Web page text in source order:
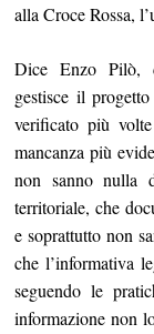
alla Croce Rossa,
Dice Enzo Pilò,
gestisce il
verificato più
mancanza più
non sanno nulla
territoriale, che
e soprattutto non
che l’informativa
seguendo le
informazione non